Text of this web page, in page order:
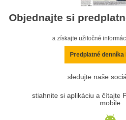
Objednajte si
a získajte užitočné
Predplatné denníka
sledujte naše
stiahnite si aplikáciu a čítajte
mobile